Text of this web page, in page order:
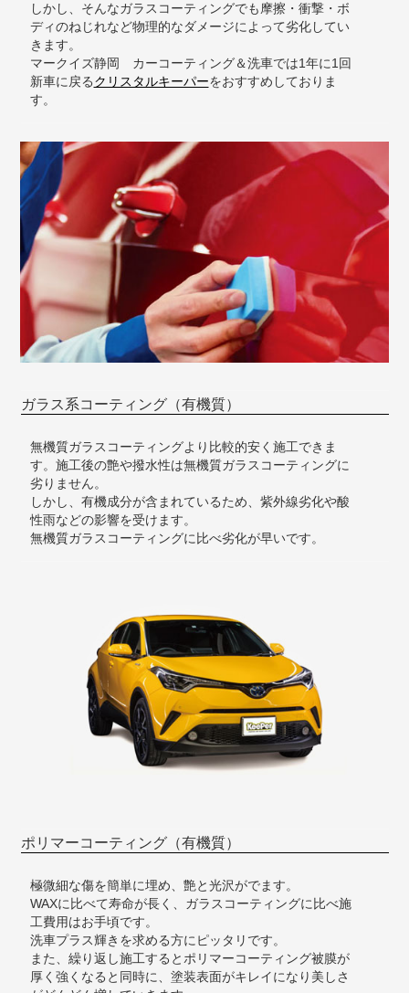
しかし、そんなガラスコーティングでも摩擦・衝撃・ボ
ディのねじれなど物理的なダメージによって劣化してい
きます。
マークイズ静岡 カーコーティング＆洗車では1年に1回
新車に戻るクリスタルキーパーをおすすめしておりま
す。
ガラス系コーティング（有機質）
無機質ガラスコーティングより比較的安く施工できま
す。施工後の艶や撥水性は無機質ガラスコーティングに
劣りません。
しかし、有機成分が含まれているため、紫外線劣化や酸
性雨などの影響を受けます。
無機質ガラスコーティングに比べ劣化が早いです。
ポリマーコーティング（有機質）
極微細な傷を簡単に埋め、艶と光沢がでます。
WAXに比べて寿命が長く、ガラスコーティングに比べ施
工費用はお手頃です。
洗車プラス輝きを求める方にピッタリです。
また、繰り返し施工するとポリマーコーティング被膜が
厚く強くなると同時に、塗装表面がキレイになり美しさ